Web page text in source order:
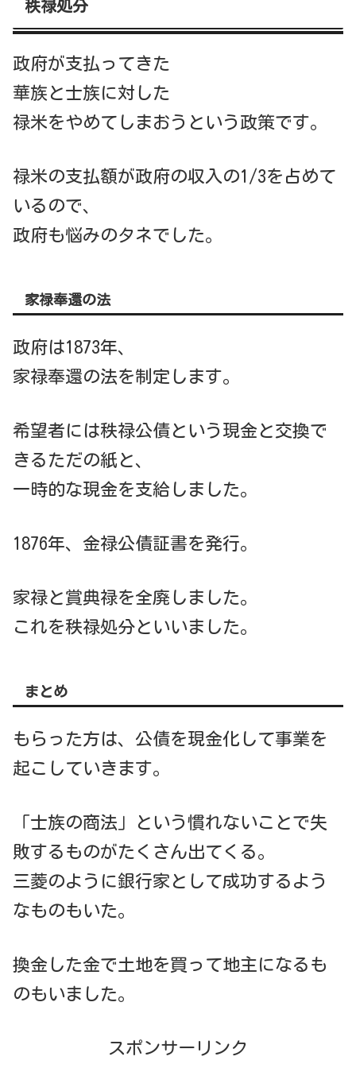
秩禄処分
政府が支払ってきた
華族と士族に対した
禄米をやめてしまおうという政策です。
禄米の支払額が政府の収入の1/3を占めて
いるので、
政府も悩みのタネでした。
家禄奉還の法
政府は1873年、
家禄奉還の法を制定します。
希望者には秩禄公債という現金と交換で
きるただの紙と、
一時的な現金を支給しました。
1876年、金禄公債証書を発行。
家禄と賞典禄を全廃しました。
これを秩禄処分といいました。
まとめ
もらった方は、公債を現金化して事業を
起こしていきます。
「士族の商法」という慣れないことで失
敗するものがたくさん出てくる。
三菱のように銀行家として成功するよう
なものもいた。
換金した金で土地を買って地主になるも
のもいました。
スポンサーリンク